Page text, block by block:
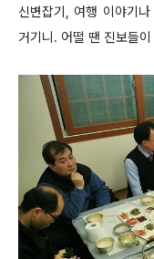
신변잡기, 여행 이야기
거기니. 어떨 땐 진보들